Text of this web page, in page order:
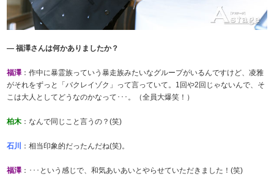
― 福澤さんは何かありましたか？
福澤 ：作中に暴霊族っていう暴走族みたいなグループがいるんですけど、凌雅
がそれをずっと「バクレイゾク」って言っていて。1回や2回じゃないんで、そ
こは大人としてどうなのかなって･･･。（全員大爆笑！）
柏木 ：なんで同じこと言うの？(笑)
石川 ：相当印象的だったんだね(笑)。
福澤 ：･･･という感じで、和気あいあいとやらせていただきました！(笑)